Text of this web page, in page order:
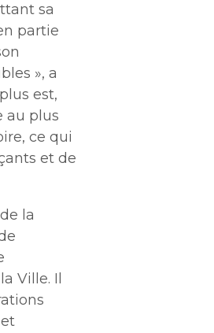
sa
partie
», a
est,
au plus
ce qui
et de
la
Ville. Il